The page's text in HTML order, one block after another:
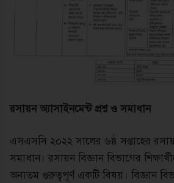
রসায়ন অ্যাসাইনমেন্ট প্রশ্ন ও সমাধান
এসএসসি ২০২২ সালের ৬ষ্ঠ সপ্তাহের
সমাধান। রসায়ন বিজ্ঞান বিভাগের
অন্যতম গুরুত্বপূর্ণ একটি বিষয়। বিজ্ঞান